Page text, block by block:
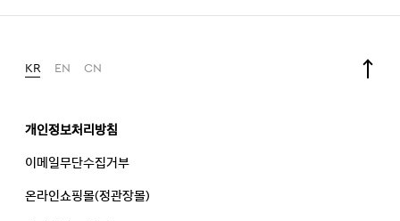
KR EN CN
개인정보처리방침
이메일무단수집거부
온라인쇼핑몰(정관장몰)